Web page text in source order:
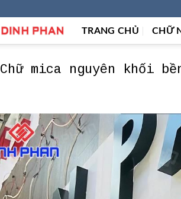
TRANG CHỦ CHỮ
Chữ mica nguyên khối